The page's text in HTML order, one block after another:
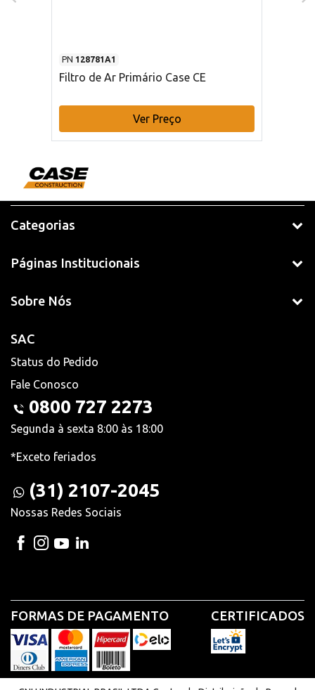
PN 128781A1
Filtro de Ar Primário Case CE
Ver Preço
Categorias
Páginas Institucionais
Sobre Nós
SAC
Status do Pedido
Fale Conosco
0800 727 2273
Segunda à sexta 8:00 às 18:00
*Exceto feriados
(31) 2107-2045
Nossas Redes Sociais
FORMAS DE PAGAMENTO CERTIFICADOS